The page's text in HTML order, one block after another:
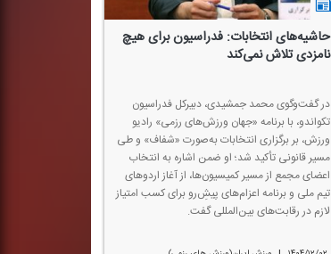
حاشیه‌های انتخابات: فدراسیون برای هیچ
نامزدی تلاش نمی‌كند
در گفت‌وگوی محمد جمشیدی، دبیركل فدراسیون
تكواندو، با برنامه «جهان ورزش‌های رزمی» رادیو
ورزش، بر برگزاری انتخابات به‌صورت «شفاف» و طی
مسیر قانونی تأكید شد؛ او ضمن اشاره به انتخاب
اعضای مجمع از مسیر كمیسیون‌ها، از آغاز اردوهای
تیم ملی و برنامه اعزام‌های پیشِ‌رو برای كسب امتیاز
لازم در رقابت‌های بین‌المللی گفت.